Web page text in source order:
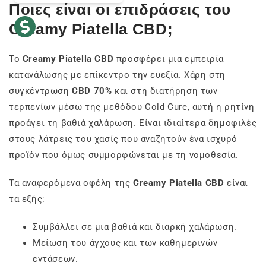
Ποιες είναι οι επιδράσεις του
Creamy Piatella CBD;
Το Creamy Piatella CBD προσφέρει μια εμπειρία
κατανάλωσης με επίκεντρο την ευεξία. Χάρη στη
συγκέντρωσηCBD 70% και στη διατήρηση των
τερπενίων μέσω της μεθόδου Cold Cure, αυτή η ρητίνη
προάγει τη βαθιά χαλάρωση. Είναι ιδιαίτερα δημοφιλές
στους λάτρεις του χασίς που αναζητούν ένα ισχυρό
προϊόν που όμως συμμορφώνεται με τη νομοθεσία.
Τα αναφερόμενα οφέλη τηςCreamy Piatella CBD είναι
τα εξής:
Συμβάλλει σε μια βαθιά και διαρκή χαλάρωση.
Μείωση του άγχους και των καθημερινών
εντάσεων.